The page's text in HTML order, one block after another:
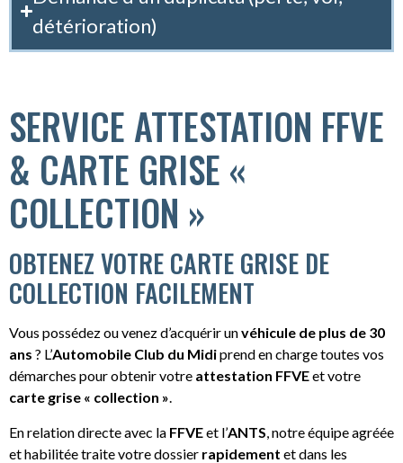
détérioration)
SERVICE ATTESTATION FFVE
& CARTE GRISE «
COLLECTION »
OBTENEZ VOTRE CARTE GRISE DE
COLLECTION FACILEMENT
Vous possédez ou venez d’acquérir unvéhicule de plus de 30
ans ? L’Automobile Club du Midiprend en charge toutes vos
démarches pour obtenir votre attestation FFVEet votre
carte grise « collection ».
En relation directe avec la FFVEet l’ANTS , notre équipe agréée
et habilitée traite votre dossier rapidement et dans les